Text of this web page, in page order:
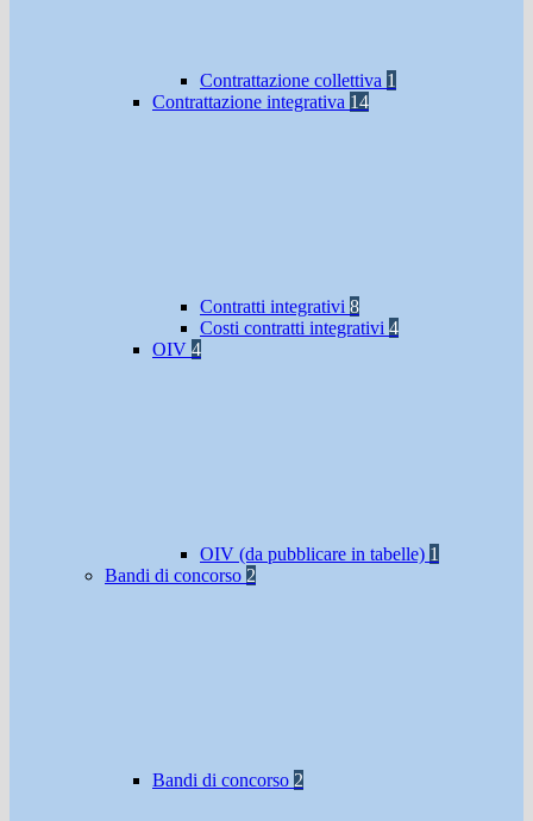
Contrattazione collettiva 1
Contrattazione integrativa 14
Contratti integrativi 8
Costi contratti integrativi 4
OIV 4
OIV (da pubblicare in tabelle) 1
Bandi di concorso 2
Bandi di concorso 2